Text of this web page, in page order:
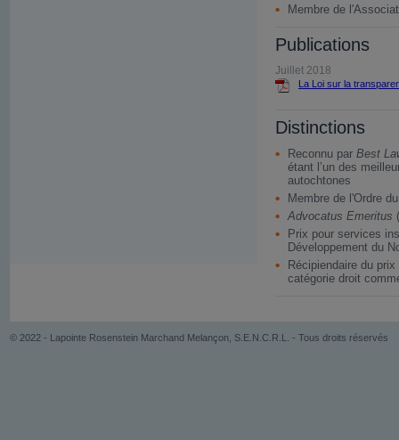
Membre de
Publications
Juillet 2018
La Loi sur la
Distinctions
Reconnu par Best
étant l’un des
autochtones
Membre de l'Ordre
Advocatus Emeritus
Prix pour services
Développement du
Récipiendaire du
catégorie droit
© 2022 - Lapointe Rosenstein Marchand Melançon, S.E.N.C.R.L. - Tous droits réservés